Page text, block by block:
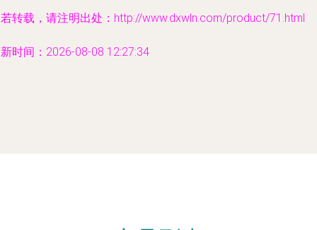
转载，请注明出处：http://www.dxwln.com/product/71.html
时间：2026-08-08 12:27:34